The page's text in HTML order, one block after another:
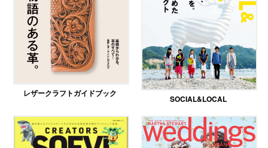
レザークラフトガイドブック
SOCIAL&LOCAL